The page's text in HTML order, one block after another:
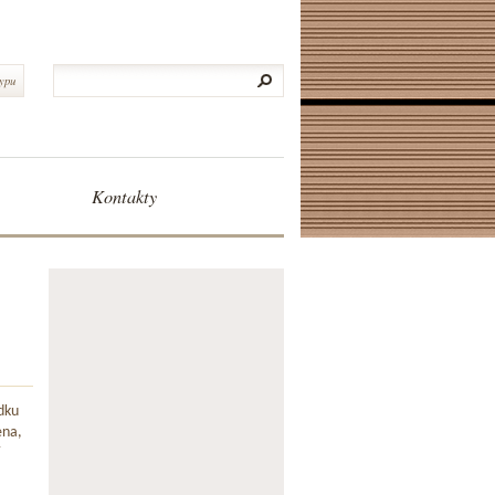
Kontakty